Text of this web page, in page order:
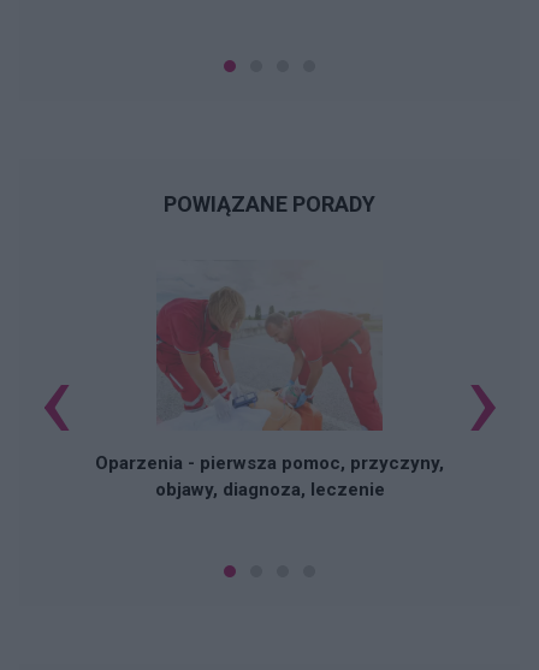
POWIĄZANE PORADY
Oparzenia - pierwsza pomoc, przyczyny,
objawy, diagnoza, leczenie
‹ ›